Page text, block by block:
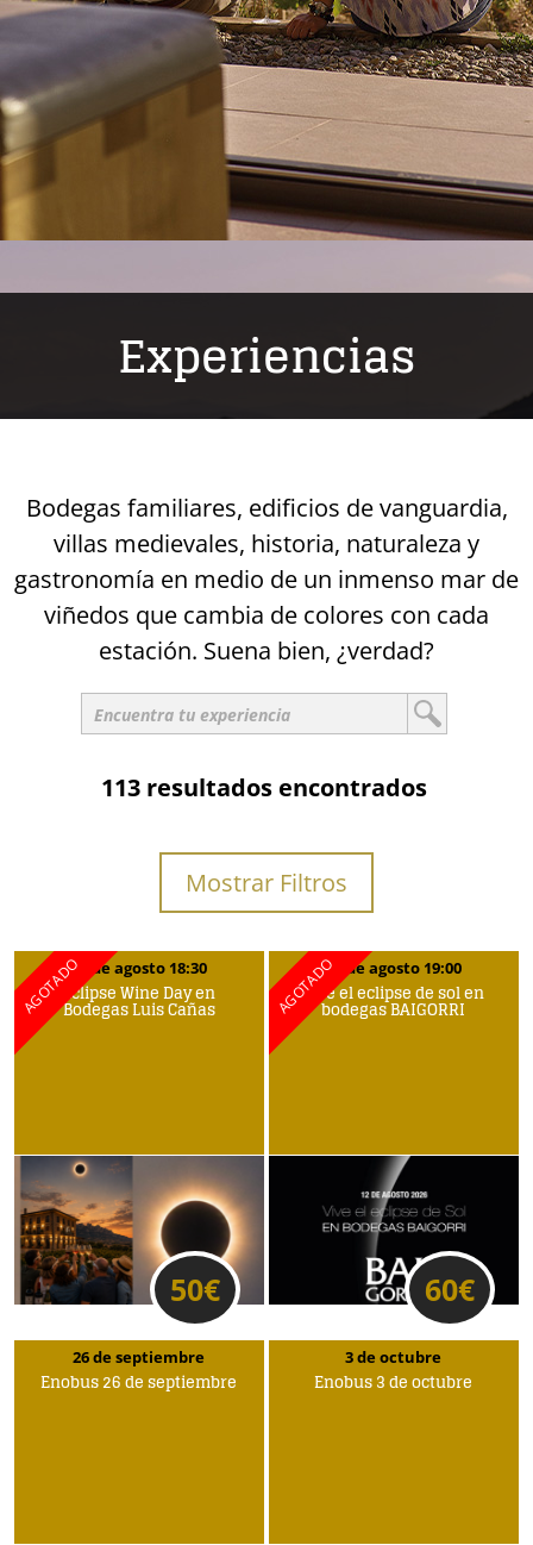
Experiencias
Bodegas familiares, edificios de vanguardia,
villas medievales, historia, naturaleza y
gastronomía en medio de un inmenso mar de
viñedos que cambia de colores con cada
estación. Suena bien, ¿verdad?
113 resultados encontrados
Mostrar Filtros
12 de agosto 18:30
Eclipse Wine Day en
Bodegas Luis Cañas
50€
12 de agosto 19:00
Vive el eclipse de sol en
bodegas BAIGORRI
60€
26 de septiembre
Enobus 26 de septiembre
3 de octubre
Enobus 3 de octubre